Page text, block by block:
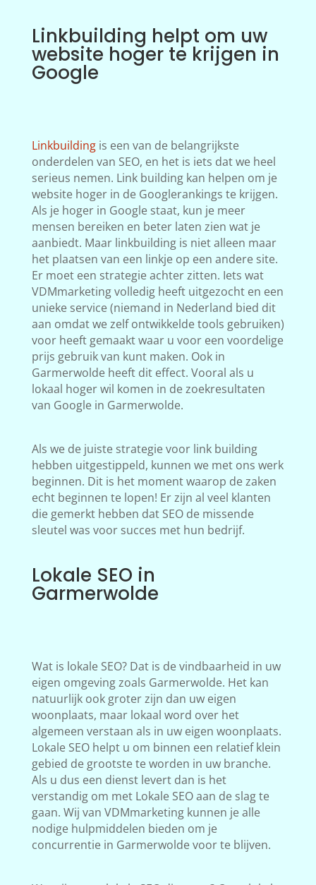
Linkbuilding helpt om uw
website hoger te krijgen in
Google
Linkbuildingis een van de belangrijkste
onderdelen van SEO, en het is iets dat we heel
serieus nemen. Link building kan helpen om je
website hoger in de Googlerankings te krijgen.
Als je hoger in Google staat, kun je meer
mensen bereiken en beter laten zien wat je
aanbiedt. Maar linkbuilding is niet alleen maar
het plaatsen van een linkje op een andere site.
Er moet een strategie achter zitten. Iets wat
VDMmarketing volledig heeft uitgezocht en een
unieke service (niemand in Nederland bied dit
aan omdat we zelf ontwikkelde tools gebruiken)
voor heeft gemaakt waar u voor een voordelige
prijs gebruik van kunt maken. Ook in
Garmerwolde heeft dit effect. Vooral als u
lokaal hoger wil komen in de zoekresultaten
van Google in Garmerwolde.
Als we de juiste strategie voor link building
hebben uitgestippeld, kunnen we met ons werk
beginnen. Dit is het moment waarop de zaken
echt beginnen te lopen! Er zijn al veel klanten
die gemerkt hebben dat SEO de missende
sleutel was voor succes met hun bedrijf.
Lokale SEO in
Garmerwolde
Wat is lokale SEO? Dat is de vindbaarheid in uw
eigen omgeving zoals Garmerwolde. Het kan
natuurlijk ook groter zijn dan uw eigen
woonplaats, maar lokaal word over het
algemeen verstaan als in uw eigen woonplaats.
Lokale SEO helpt u om binnen een relatief klein
gebied de grootste te worden in uw branche.
Als u dus een dienst levert dan is het
verstandig om met Lokale SEO aan de slag te
gaan. Wij van VDMmarketing kunnen je alle
nodige hulpmiddelen bieden om je
concurrentie in Garmerwolde voor te blijven.